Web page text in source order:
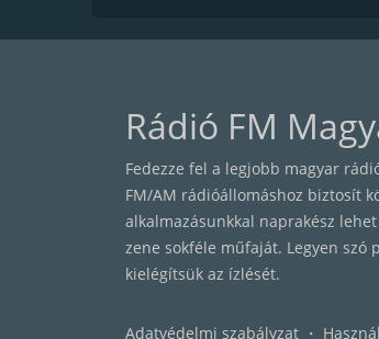
Rádió FM
Fedezze fel a legjobb magyar
FM/AM rádióállomáshoz biztosít
alkalmazásunkkal naprakész
zene sokféle műfaját. Legyen szó
kielégítsük az ízlését.
Adatvédelmi szabályzat ・